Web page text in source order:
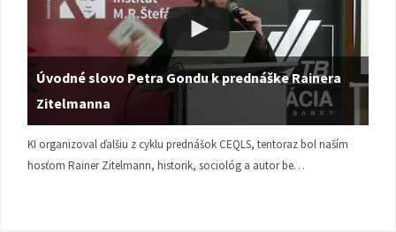
Úvodné slovo Petra Gondu k prednáške Rainera
Zitelmanna
KI organizoval ďalšiu z cyklu prednášok CEQLS, tentoraz bol naším
hosťom Rainer Zitelmann, historik, sociológ a autor be…